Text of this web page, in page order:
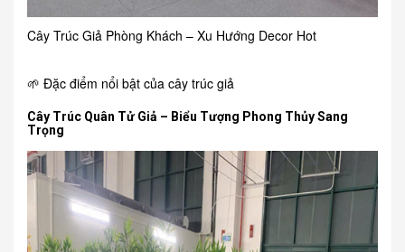
Cây Trúc Giả Phòng Khách – Xu Hướng Decor Hot
🌱 Đặc điểm nổi bật của cây trúc giả
Cây Trúc Quân Tử Giả – Biểu Tượng Phong Thủy Sang
Trọng